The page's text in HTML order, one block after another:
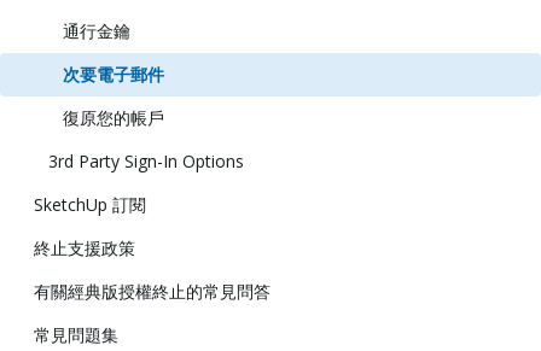
通行金鑰
次要電子郵件
復原您的帳戶
3rd Party Sign-In Options
SketchUp 訂閱
終止支援政策
有關經典版授權終止的常見問答
常見問題集